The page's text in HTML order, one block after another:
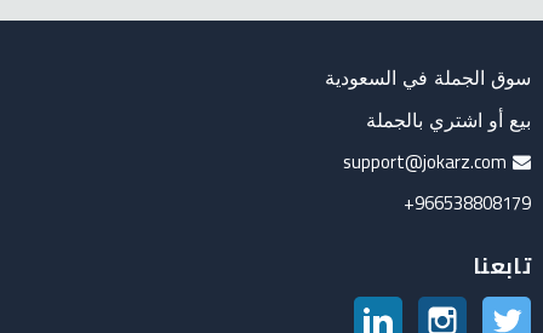
سوق الجملة في السعودية
بيع أو اشتري بالجملة
support@jokarz.com
966538808179+
تابعنا
تويتر انستغرام